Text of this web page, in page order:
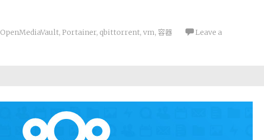
OpenMediaVault, Portainer, qbittorrent, vm, 容器
Leave a